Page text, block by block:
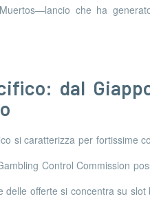
che ha
dal
si caratterizza per fortissime
Control Commission
delle offerte si concentra su